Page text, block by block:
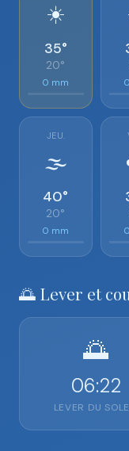
☀️
35°
20°
0 mm
JEU.
🌫️
40°
20°
0 mm
🌅 Lever et
🌅
06:22
LEVER DU